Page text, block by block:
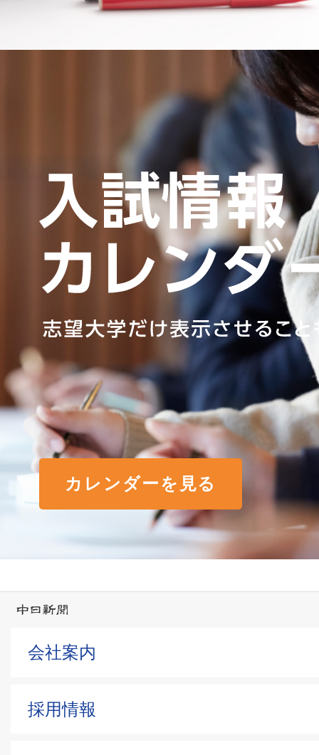
カレンダーを見る
会社案内
採用情報